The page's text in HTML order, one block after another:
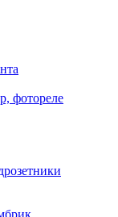
фотореле